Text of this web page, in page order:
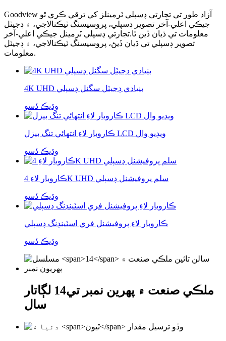
Goodview آزاد طور تي تجارتي ڊسپلي ٽرمينلز کي ترقي ڪري ٿو
جيڪي اعلي-آخر تصوير ڊسپلي، پروسيسنگ ٽيڪنالاجي، ۽ ڊجيٽل
معلومات تي ڌيان ڏين ٿا.تجارتي ڊسپلي ٽرمينل جيڪي اعلي-آخر
تصوير ڊسپلي تي ڌيان ڏيڻ، پروسيسنگ ٽيڪنالاجي، ۽ ڊجيٽل
معلومات.
4K UHD بنيادي ڊجيٽل سگنل ڊسپلي
وڌيڪ ڏسو
ڪاروبار لاءِ انتهائي تنگ بيزل LCD ويڊيو وال
وڌيڪ ڏسو
ڪاروبار لاءِ 4K UHD سلم پروفيشنل ڊسپلي
وڌيڪ ڏسو
ڪاروبار لاءِ پروفيشنل فري اسٽينڊنگ ڊسپلي
وڌيڪ ڏسو
ملڪي صنعت ۾ پهرين نمبر تي14 لڳاتار
سال